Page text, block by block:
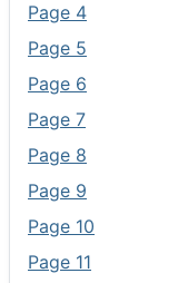
Page 4
Page 5
Page 6
Page 7
Page 8
Page 9
Page 10
Page 11